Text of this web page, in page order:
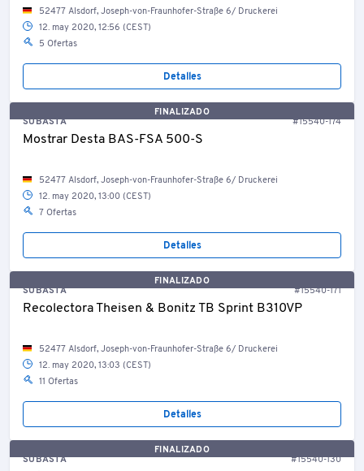
52477 Alsdorf, Joseph-von-Fraunhofer-Straße 6/ Druckerei
12. may 2020, 12:56 (CEST)
5 Ofertas
Detalles
FINALIZADO
SUBASTA
#15540-174
Mostrar Desta BAS-FSA 500-S
52477 Alsdorf, Joseph-von-Fraunhofer-Straße 6/ Druckerei
12. may 2020, 13:00 (CEST)
7 Ofertas
Detalles
FINALIZADO
SUBASTA
#15540-171
Recolectora Theisen & Bonitz TB Sprint B310VP
52477 Alsdorf, Joseph-von-Fraunhofer-Straße 6/ Druckerei
12. may 2020, 13:03 (CEST)
11 Ofertas
Detalles
FINALIZADO
SUBASTA
#15540-130